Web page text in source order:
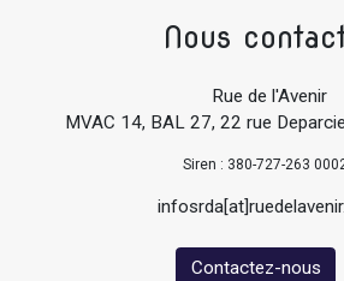
Nous
Rue de l'Avenir
MVAC 14, BAL 27, 22 rue
Siren : 380-727-263
Contactez-nous